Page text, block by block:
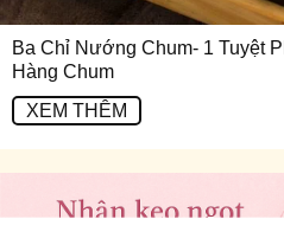
Ba Chỉ Nướng Chum- 1 Tuyệt
Hàng Chum
XEM THÊM